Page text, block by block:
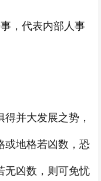
，代表内部人事
并大发展之势，
或地格若凶数，恐
无凶数，则可免忧